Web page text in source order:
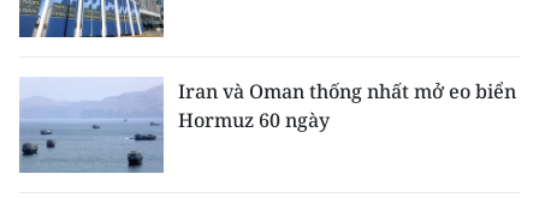
Iran và Oman thống nhất mở eo biển
Hormuz 60 ngày